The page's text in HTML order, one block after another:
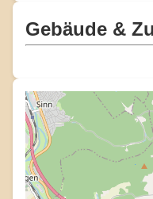
Gebäude &